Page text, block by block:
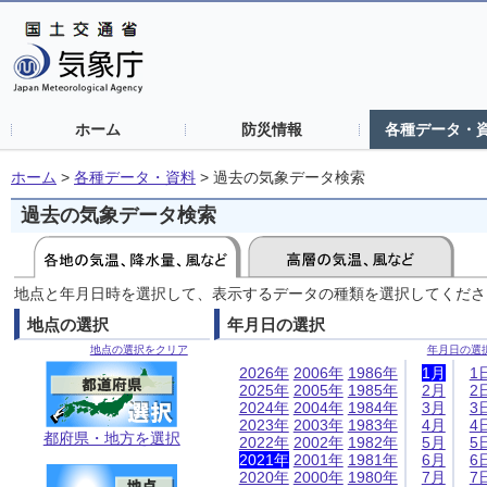
ホーム 防災情報 各種データ・
ホーム > 各種データ・資料 > 過去の気象データ検索
過去の気象データ検索
地点と年月日時を選択して、表示するデータの種類を選択してくだ
地点の選択
地点の選択をクリア
都府県・地方を選択
年月日の選択
年月日の選
2026年
2025年
2024年
2023年
2022年
2021年
2020年
2006年
2005年
2004年
2003年
2002年
2001年
2000年
1986年
1985年
1984年
1983年
1982年
1981年
1980年
1月
2月
3月
4月
5月
6月
7月
1
2
3
4
5
6
7